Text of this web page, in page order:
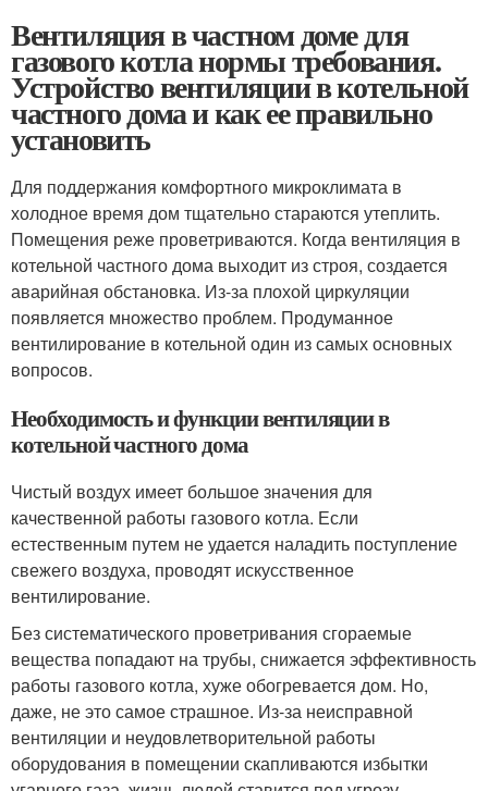
Вентиляция в частном доме для
газового котла нормы требования.
Устройство вентиляции в котельной
частного дома и как ее правильно
установить
Для поддержания комфортного микроклимата в
холодное время дом тщательно стараются утеплить.
Помещения реже проветриваются. Когда вентиляция в
котельной частного дома выходит из строя, создается
аварийная обстановка. Из-за плохой циркуляции
появляется множество проблем. Продуманное
вентилирование в котельной один из самых основных
вопросов.
Необходимость и функции вентиляции в
котельной частного дома
Чистый воздух имеет большое значения для
качественной работы газового котла. Если
естественным путем не удается наладить поступление
свежего воздуха, проводят искусственное
вентилирование.
Без систематического проветривания сгораемые
вещества попадают на трубы, снижается эффективность
работы газового котла, хуже обогревается дом. Но,
даже, не это самое страшное. Из-за неисправной
вентиляции и неудовлетворительной работы
оборудования в помещении скапливаются избытки